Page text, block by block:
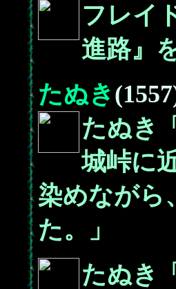
フレイ
進路』
たぬき
たぬき
城峠に
染めながら
た。」
たぬき